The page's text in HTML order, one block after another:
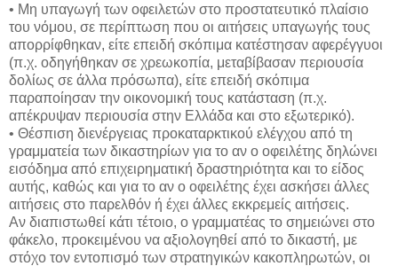
• Μη υπαγωγή των οφειλετών στο προστατευτικό πλαίσιο
του νόμου, σε περίπτωση που οι αιτήσεις υπαγωγής τους
απορρίφθηκαν, είτε επειδή σκόπιμα κατέστησαν αφερέγγυοι
(π.χ. οδηγήθηκαν σε χρεωκοπία, μεταβίβασαν περιουσία
δολίως σε άλλα πρόσωπα), είτε επειδή σκόπιμα
παραποίησαν την οικονομική τους κατάσταση (π.χ.
απέκρυψαν περιουσία στην Ελλάδα και στο εξωτερικό).
• Θέσπιση διενέργειας προκαταρκτικού ελέγχου από τη
γραμματεία των δικαστηρίων για το αν ο οφειλέτης δηλώνει
εισόδημα από επιχειρηματική δραστηριότητα και το είδος
αυτής, καθώς και για το αν ο οφειλέτης έχει ασκήσει άλλες
αιτήσεις στο παρελθόν ή έχει άλλες εκκρεμείς αιτήσεις.
Αν διαπιστωθεί κάτι τέτοιο, ο γραμματέας το σημειώνει στο
φάκελο, προκειμένου να αξιολογηθεί από το δικαστή, με
στόχο τον εντοπισμό των στρατηγικών κακοπληρωτών, οι